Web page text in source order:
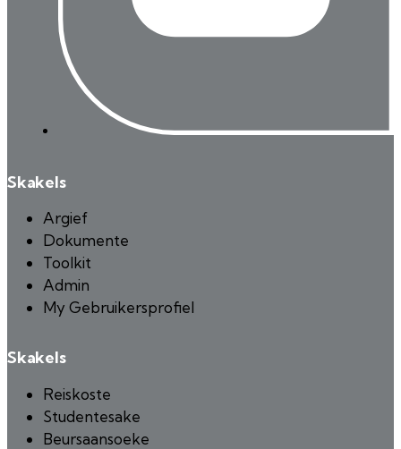
Skakels
Argief
Dokumente
Toolkit
Admin
My Gebruikersprofiel
Skakels
Reiskoste
Studentesake
Beursaansoeke